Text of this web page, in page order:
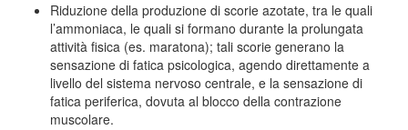
Riduzione della produzione di scorie azotate, tra le quali
l’ammoniaca, le quali si formano durante la prolungata
attività fisica (es. maratona); tali scorie generano la
sensazione di fatica psicologica, agendo direttamente a
livello del sistema nervoso centrale, e la sensazione di
fatica periferica, dovuta al blocco della contrazione
muscolare.